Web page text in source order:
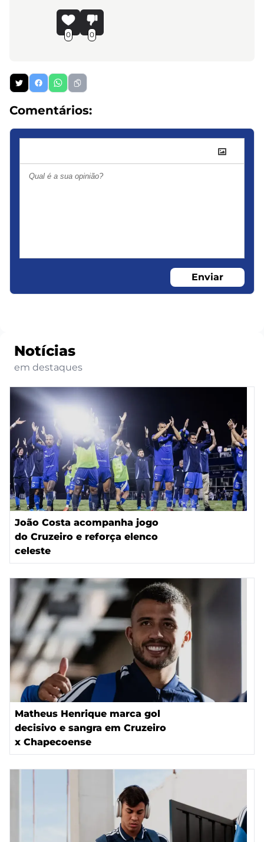
0 0
Comentários:
Enviar
Notícias
em destaques
João Costa acompanha jogo
do Cruzeiro e reforça elenco
celeste
Matheus Henrique marca gol
decisivo e sangra em Cruzeiro
x Chapecoense